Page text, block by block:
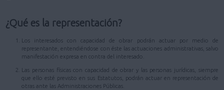
¿Qué es la representación?
Los interesados con capacidad de obrar podrán actuar por medio de
representante, entendiéndose con éste las actuaciones administrativas, salvo
manifestación expresa en contra del interesado.
Las personas físicas con capacidad de obrar y las personas jurídicas, siempre
que ello esté previsto en sus Estatutos, podrán actuar en representación de
otras ante las Administraciones Públicas.